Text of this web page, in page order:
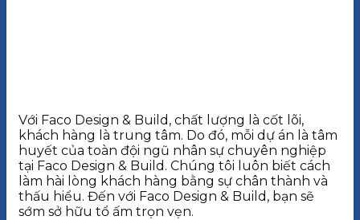
Với Faco Design & Build, chất lượng là cốt lõi,
khách hàng là trung tâm. Do đó, mỗi dự án là tâm
huyết của toàn đội ngũ nhân sự chuyên nghiệp
tại Faco Design & Build. Chúng tôi luôn biết cách
làm hài lòng khách hàng bằng sự chân thành và
thấu hiểu. Đến với Faco Design & Build, bạn sẽ
sớm sở hữu tổ ấm trọn vẹn.